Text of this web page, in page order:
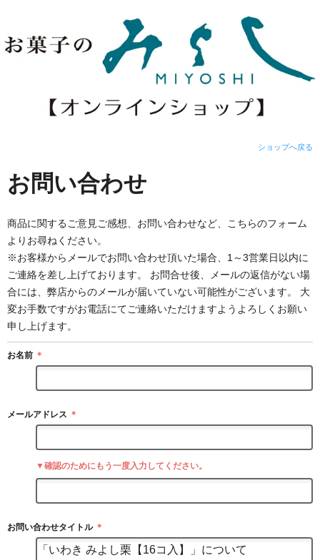
ショップへ戻る
お問い合わせ
商品に関するご意見ご感想、お問い合わせなど、こちらのフォーム
よりお尋ねください。
※お客様からメールでお問い合わせ頂いた場合、1～3営業日以内に
ご連絡を差し上げております。 お問合せ後、メールの返信がない場
合には、弊店からのメールが届いていない可能性がございます。 大
変お手数ですがお電話にてご連絡いただけますようよろしくお願い
申し上げます。
お名前 ＊
メールアドレス ＊
▼確認のためにもう一度入力してください。
お問い合わせタイトル ＊